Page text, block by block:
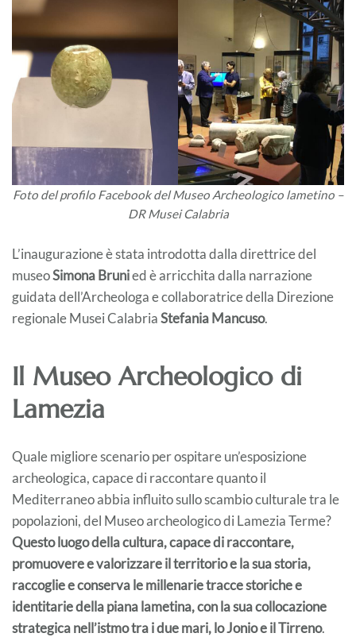
Foto del profilo Facebook del Museo Archeologico lametino –
DR Musei Calabria
L’inaugurazione è stata introdotta dalla direttrice del
museoSimona Brunied è arricchita dalla narrazione
guidata dell’Archeologa e collaboratrice della Direzione
regionale Musei CalabriaStefania Mancuso.
Il Museo Archeologico di
Lamezia
Quale migliore scenario per ospitare un’esposizione
archeologica, capace di raccontare quanto il
Mediterraneo abbia influito sullo scambio culturale tra le
popolazioni, del Museo archeologico di Lamezia Terme?
Questo luogo della cultura, capace di raccontare,
promuovere e valorizzare il territorio e la sua storia,
raccoglie e conserva le millenarie tracce storiche e
identitarie della piana lametina, con la sua collocazione
strategica nell’istmo tra i due mari, loJonioe ilTirreno.